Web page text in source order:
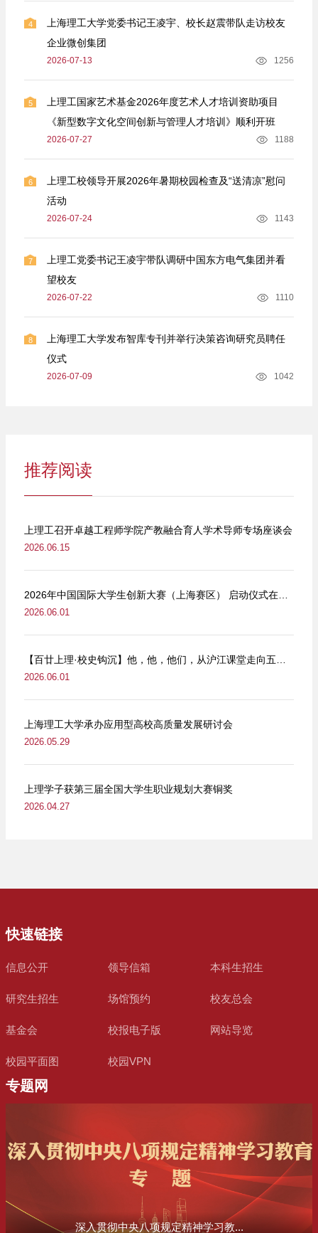
4
上海理工大学党委书记王凌宇、校长赵震带队走访校友
企业微创集团
2026-07-13 1256
5
上理工国家艺术基金2026年度艺术人才培训资助项目
《新型数字文化空间创新与管理人才培训》顺利开班
2026-07-27 1188
6
上理工校领导开展2026年暑期校园检查及“送清凉”慰问
活动
2026-07-24 1143
7
上理工党委书记王凌宇带队调研中国东方电气集团并看
望校友
2026-07-22 1110
8
上海理工大学发布智库专刊并举行决策咨询研究员聘任
仪式
2026-07-09 1042
推荐阅读
上理工召开卓越工程师学院产教融合育人学术导师专场座谈会
2026.06.15
2026.06.01
2026.06.01
上海理工大学承办应用型高校高质量发展研讨会
2026.05.29
上理学子获第三届全国大学生职业规划大赛铜奖
2026.04.27
快速链接
信息公开 领导信箱 本科生招生
研究生招生 场馆预约 校友总会
基金会 校报电子版 网站导览
校园平面图 校园VPN
专题网
深入贯彻中央八项规定精神学习教...